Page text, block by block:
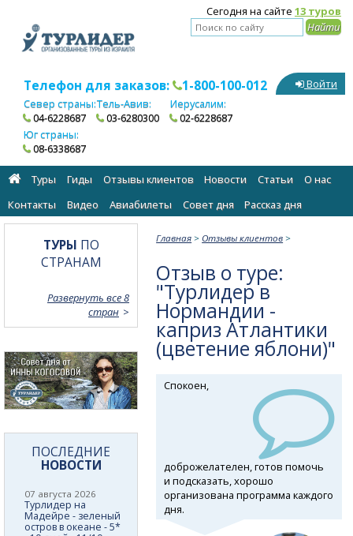
Сегодня на сайте 13 туров
Телефон для заказов: 1-800-100-012
Север страны:
04-6228687
Тель-Авив:
03-6280300
Иерусалим:
02-6228687
Юг страны:
08-6338687
Войти
Туры Гиды Отзывы клиентов Новости Статьи
О нас
Контакты
Видео Авиабилеты Cовет дня Рассказ дня
Главная > Отзывы клиентов >
Отзыв о туре:
"Турлидер в
Нормандии -
каприз Атлантики
(цветение яблони)"
Спокоен,
доброжелателен, готов помочь
и подсказать, хорошо
организована программа каждого
дня.
ТУРЫ ПО
СТРАНАМ
Развернуть все 8
стран
ПОСЛЕДНИЕ
НОВОСТИ
07 августа 2026
Турлидер на
Мадейре - зеленый
остров в океане - 5*